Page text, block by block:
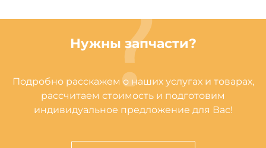
Нужны запчасти?
Подробно расскажем о наших услугах и товарах,
рассчитаем стоимость и подготовим
индивидуальное предложение для Вас!